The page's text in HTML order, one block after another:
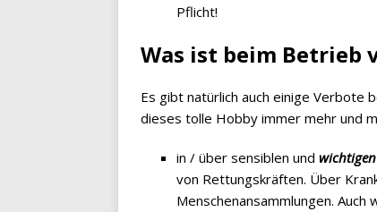
Pflicht!
Was ist beim Betrieb
Es gibt natürlich auch einige Verbote
dieses tolle Hobby immer mehr und
in / über sensiblen und
von Rettungskräften. Über
Menschenansammlungen. Auch